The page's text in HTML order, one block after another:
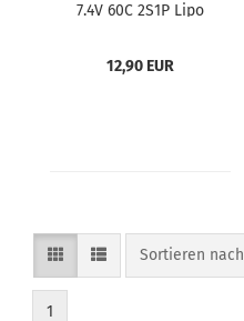
7.4V 60C 2S1P Lipo
12,90 EUR
Sortieren nach
Sortieren nach
1